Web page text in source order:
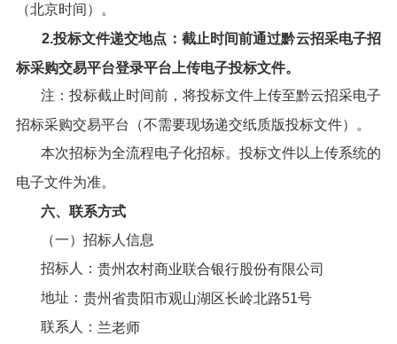
（北京时间）。
2.投标文件递交地点：截止时间前通过黔云招采电子招
标采购交易平台登录平台上传电子投标文件。
注：投标截止时间前，将投标文件上传至黔云招采电子
招标采购交易平台（不需要现场递交纸质版投标文件）。
本次招标为全流程电子化招标。投标文件以上传系统的
电子文件为准。
六、 联系方式
（一）招标人信息
招标人： 贵州农村商业联合银行股份有限公司
地址： 贵州省贵阳市观山湖区长岭北路51号
联系人： 兰老师